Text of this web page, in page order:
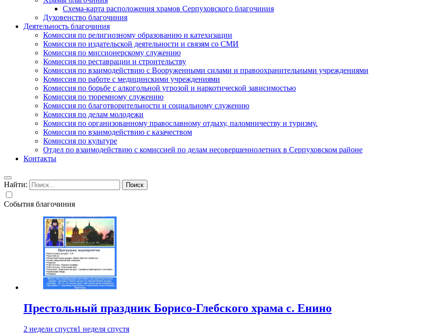
Схема-карта расположения храмов Серпуховского благочиния
Духовенство благочиния
Деятельность благочиния
Комиссия по религиозному образованию и катехизации
Комиссия по издательской деятельности и связям со СМИ
Комиссия по миссионерскому служению
Комиссия по реставрации и строительству
Комиссия по взаимодействию с Вооруженными силами и правоохранительными учреждениями
Комиссия по работе с медицинскими учреждениями
Комиссия по борьбе с алкогольной угрозой и наркотической зависимостью
Комиссия по тюремному служению
Комиссия по благотворительности и социальному служению
Комиссия по делам молодежи
Комиссия по организованному православному отдыху, паломничеству и туризму.
Комиссия по взаимодействию с казачеством
Комиссия по культуре
Отдел по взаимодействию с комиссией по делам несовершеннолетних в Серпуховском районе
Контакты
Найти:
События благочиния
Престольный праздник Борисо-Глебского храма с. Енино
2 недели спустя1 неделя спустя